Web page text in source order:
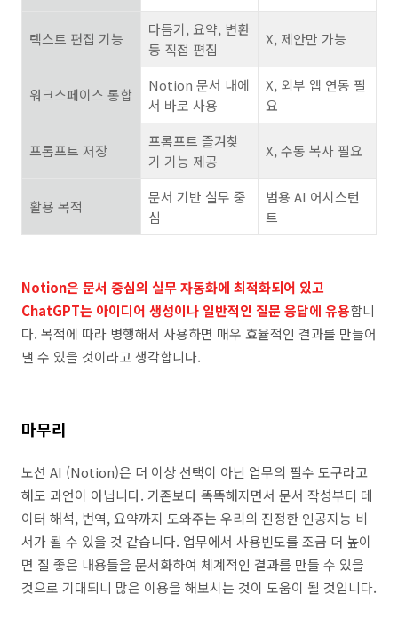
텍스트 편집 기능
다듬기, 요약, 변환
등 직접 편집
X, 제안만 가능
워크스페이스 통합
Notion 문서 내에
서 바로 사용
X, 외부 앱 연동 필
요
프롬프트 저장
프롬프트 즐겨찾
기 기능 제공
X, 수동 복사 필요
활용 목적
문서 기반 실무 중
심
범용 AI 어시스턴
트
Notion은 문서 중심의 실무 자동화에 최적화되어 있고
ChatGPT는 아이디어 생성이나 일반적인 질문 응답에 유용합니
다. 목적에 따라 병행해서 사용하면 매우 효율적인 결과를 만들어
낼 수 있을 것이라고 생각합니다.
마무리
노션 AI (Notion)은 더 이상 선택이 아닌 업무의 필수 도구라고
해도 과언이 아닙니다. 기존보다 똑똑해지면서 문서 작성부터 데
이터 해석, 번역, 요약까지 도와주는 우리의 진정한 인공지능 비
서가 될 수 있을 것 같습니다. 업무에서 사용빈도를 조금 더 높이
면 질 좋은 내용들을 문서화하여 체계적인 결과를 만들 수 있을
것으로 기대되니 많은 이용을 해보시는 것이 도움이 될 것입니다.